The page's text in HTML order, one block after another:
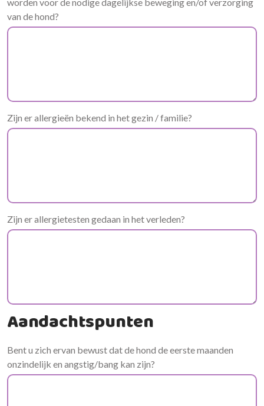
van de hond?
Zijn er allergieën bekend in het gezin / familie?
Zijn er allergietesten gedaan in het verleden?
Aandachtspunten
Bent u zich ervan bewust dat de hond de eerste maanden
onzindelijk en angstig/bang kan zijn?